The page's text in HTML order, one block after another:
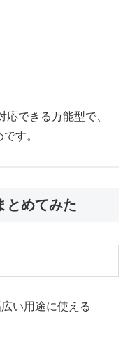
できる万能型で、
す。
とめてみた
い用途に使える